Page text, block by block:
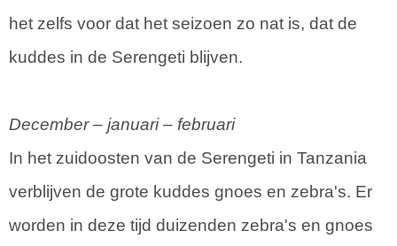
het zelfs voor dat het seizoen zo nat is, dat de
kuddes in de Serengeti blijven.
December – januari – februari
In het zuidoosten van de Serengeti in Tanzania
verblijven de grote kuddes gnoes en zebra's. Er
worden in deze tijd duizenden zebra's en gnoes